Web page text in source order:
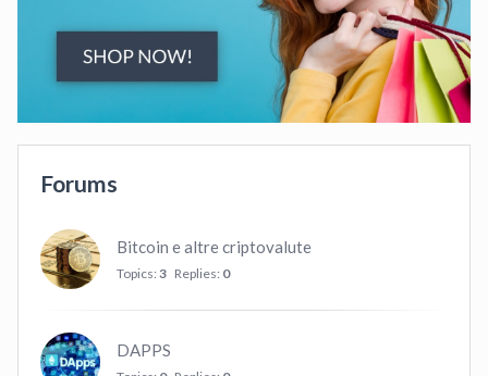
Forums
Bitcoin e altre criptovalute
Topics: 3 Replies: 0
DAPPS